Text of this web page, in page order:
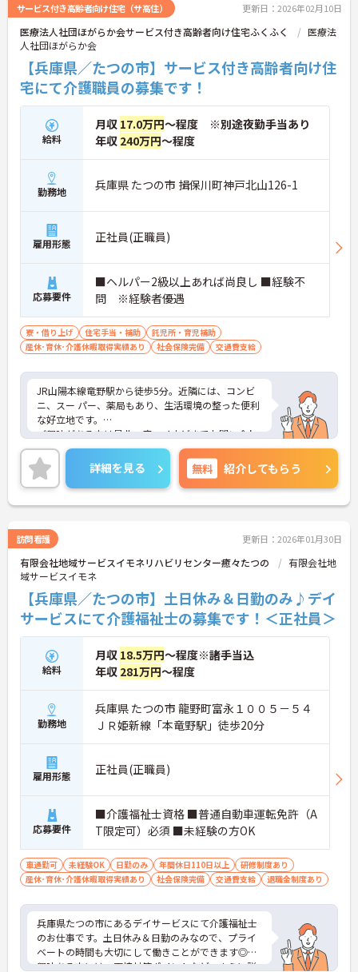
サービス付き高齢者向け住宅（サ高住） 更新日：2026年02月10日
医療法人社団ほがらか会サービス付き高齢者向け住宅ふくふく
医療法
人社団ほがらか会
【兵庫県／たつの市】サービス付き高齢者向け住
宅にて介護職員の募集です！
給料
月収 17.0万円～程度 ※別途夜勤手当あり
年収 240万円～程度
勤務地 兵庫県 たつの市 揖保川町神戸北山126-1
雇用形態 正社員(正職員)
応募要件
■ヘルパー2級以上あれば尚良し ■経験不
問 ※経験者優遇
寮・借り上げ 住宅手当・補助
託児所・育児補助
産休･育休･介護休暇取得実績あり
社会保険完備 交通費支給
JR山陽本線竜野駅から徒歩5分。近隣には、コンビ
ニ、スー パー、薬局もあり、生活環境の整った便利
な好立地です。
ご興味がある方は是非一度マイナビまでお問い合わ
せください。さらに詳細などお伝えします！
詳細を見る 無料 紹介してもらう
訪問看護 更新日：2026年01月30日
有限会社地域サービスイモネリハビリセンター癒々たつの
有限会社地
域サービスイモネ
【兵庫県／たつの市】土日休み＆日勤のみ♪デイ
サービスにて介護福祉士の募集です！＜正社員＞
給料
月収 18.5万円～程度※諸手当込
年収 281万円～程度
勤務地
兵庫県 たつの市 龍野町富永１００５－５４
ＪＲ姫新線「本竜野駅」徒歩20分
雇用形態 正社員(正職員)
応募要件
■介護福祉士資格 ■普通自動車運転免許（A
T限定可）必須 ■未経験の方OK
車通勤可 未経験OK 日勤のみ 年間休日110日以上
研修制度あり
産休･育休･介護休暇取得実績あり
社会保険完備 交通費支給 退職金制度あり
兵庫県たつの市にあるデイサービスにて介護福祉士
のお仕事です。土日休み＆日勤のみなので、プライ
ベートの時間も大切にして働きことができます◎ご
興味ある方には、面接対策ポイントなど、さらに詳